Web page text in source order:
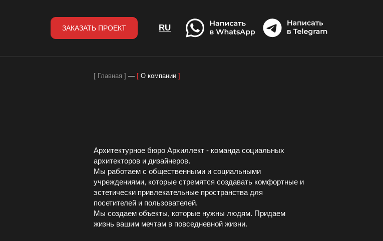
ЗАКАЗАТЬ ПРОЕКТ RU
Главная — О компании
Архитектурное бюро Архиллект - команда социальных
архитекторов и дизайнеров.
Мы работаем с общественными и социальными
учреждениями, которые стремятся создавать комфортные и
эстетически привлекательные пространства для
посетителей и пользователей.
Мы создаем объекты, которые нужны людям. Придаем
жизнь вашим мечтам в повседневной жизни.
Подпишитесь на нашу рассылку
Мы будем рады делиться новинками и новостями!